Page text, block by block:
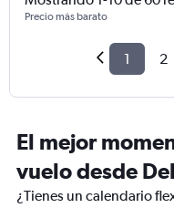
Precio más barato
1 2
El mejor
vuelo desde
¿Tienes un calendario